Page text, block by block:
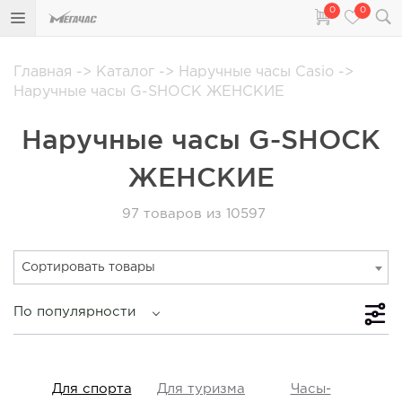
0 0
Главная -> Каталог -> Наручные часы Casio ->
Наручные часы G-SHOCK ЖЕНСКИЕ
Наручные часы G-SHOCK
ЖЕНСКИЕ
97 товаров из 10597
Сортировать товары
По популярности
Для спорта Для туризма
Часы-